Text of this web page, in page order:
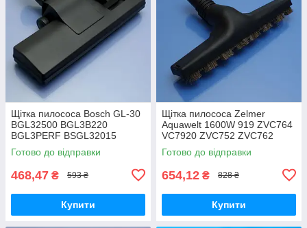
Щітка пилососа Bosch GL-30
BGL32500 BGL3B220
BGL3PERF BSGL32015
BSGL32030 BSGL3210RU
BSGL32383 BSGL32500
Готово до відправки
468,47 ₴ 593 ₴
Купити
Щітка пилососа Zelmer
Aquawelt 1600W 919 ZVC764
VC7920 ZVC752 ZVC762
ZVC763 Aquos 829 ZVC722
Aquario 819 ZVC712 ламінат
Готово до відправки
654,12 ₴ 828 ₴
Купити